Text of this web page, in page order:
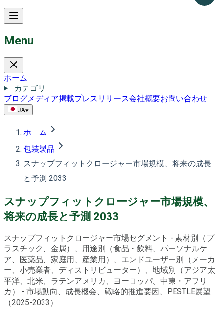
Menu
ホーム
カテゴリ
ブログメディア掲載プレスリリース会社概要お問い合わせ
JA▾
ホーム
包装製品
スナップフィットクロージャー市場規模、将来の成長
と予測 2033
スナップフィットクロージャー市場規模、
将来の成長と予測 2033
スナップフィットクロージャー市場セグメント - 素材別（プ
ラスチック、金属）、用途別（食品・飲料、パーソナルケ
ア、医薬品、家庭用、産業用）、エンドユーザー別（メーカ
ー、小売業者、ディストリビューター）、地域別（アジア太
平洋、北米、ラテンアメリカ、ヨーロッパ、中東・アフリ
カ） - 市場動向、成長機会、戦略的推進要因、PESTLE展望
（2025-2033）